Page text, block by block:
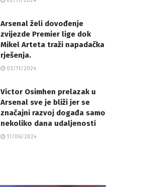
Arsenal želi dovođenje
zvijezde Premier lige dok
Mikel Arteta traži napadačka
rješenja.
03/11/2024
Victor Osimhen prelazak u
Arsenal sve je bliži jer se
značajni razvoj događa samo
nekoliko dana udaljenosti
17/06/2024